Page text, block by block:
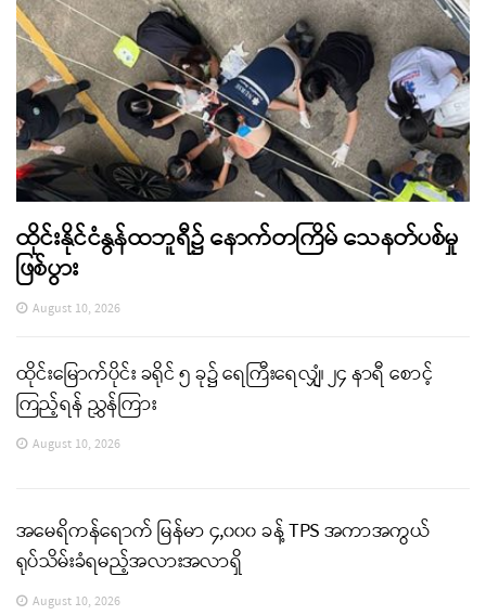
ထိုင်းနိုင်ငံနွန်ထဘူရီ၌ နောက်တကြိမ် သေနတ်ပစ်မှု
ဖြစ်ပွား
August 10, 2026
ထိုင်းမြောက်ပိုင်း ခရိုင် ၅ ခု၌ ရေကြီးရေလျှံ၊ ၂၄ နာရီ စောင့်
ကြည့်ရန် ညွှန်ကြား
August 10, 2026
အမေရိကန်ရောက် မြန်မာ ၄,၀၀၀ ခန့် TPS အကာအကွယ်
ရုပ်သိမ်းခံရမည့်အလားအလာရှိ
August 10, 2026